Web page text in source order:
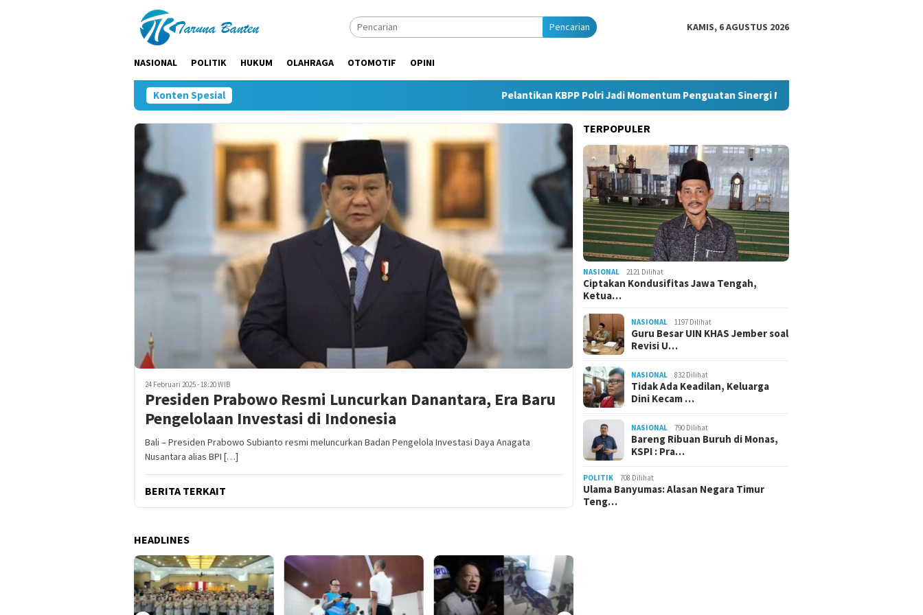
Pencarian KAMIS, 6 AGUSTUS 2026
NASIONAL POLITIK HUKUM OLAHRAGA OTOMOTIF OPINI
Konten Spesial Pelantikan KBPP Polri Jadi Momentum Penguatan Sinergi Nasional
24 Februari 2025 - 18:20 WIB
Presiden Prabowo Resmi Luncurkan Danantara, Era Baru
Pengelolaan Investasi di Indonesia
Bali – Presiden Prabowo Subianto resmi meluncurkan Badan Pengelola Investasi Daya Anagata
Nusantara alias BPI […]
BERITA TERKAIT
HEADLINES
TERPOPULER
NASIONAL 2121 Dilihat
Ciptakan Kondusifitas Jawa Tengah,
Ketua…
NASIONAL 1197 Dilihat
Guru Besar UIN KHAS Jember soal
Revisi U…
NASIONAL 832 Dilihat
Tidak Ada Keadilan, Keluarga
Dini Kecam …
NASIONAL 790 Dilihat
Bareng Ribuan Buruh di Monas,
KSPI : Pra…
POLITIK 708 Dilihat
Ulama Banyumas: Alasan Negara Timur
Teng…